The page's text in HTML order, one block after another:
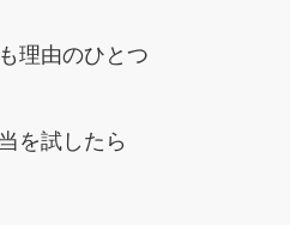
理由のひとつ
を試したら